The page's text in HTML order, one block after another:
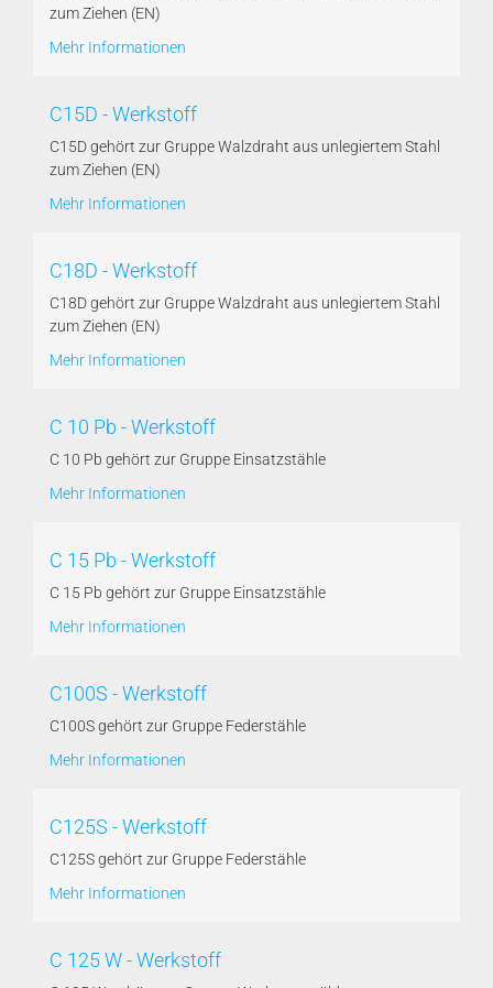
zum Ziehen (EN)
Mehr Informationen
C15D - Werkstoff
C15D gehört zur Gruppe Walzdraht aus unlegiertem Stahl
zum Ziehen (EN)
Mehr Informationen
C18D - Werkstoff
C18D gehört zur Gruppe Walzdraht aus unlegiertem Stahl
zum Ziehen (EN)
Mehr Informationen
C 10 Pb - Werkstoff
C 10 Pb gehört zur Gruppe Einsatzstähle
Mehr Informationen
C 15 Pb - Werkstoff
C 15 Pb gehört zur Gruppe Einsatzstähle
Mehr Informationen
C100S - Werkstoff
C100S gehört zur Gruppe Federstähle
Mehr Informationen
C125S - Werkstoff
C125S gehört zur Gruppe Federstähle
Mehr Informationen
C 125 W - Werkstoff